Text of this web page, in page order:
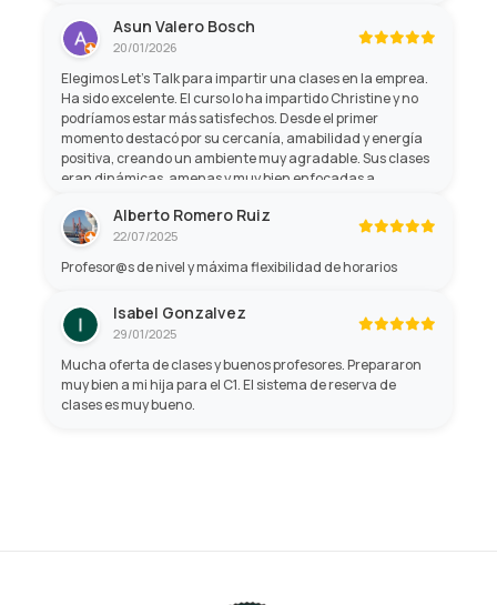
profesores profesionales con mucha paciencia y mano
amable.
Asun Valero Bosch
20/01/2026
Elegimos Let’s Talk para impartir una clases en la emprea.
Ha sido excelente. El curso lo ha impartido Christine y no
podríamos estar más satisfechos. Desde el primer
momento destacó por su cercanía, amabilidad y energía
positiva, creando un ambiente muy agradable. Sus clases
eran dinámicas, amenas y muy bien enfocadas a
pasara volando mientras mejorábamos nuestro inglés. Sin
duda, una formación muy recomendable.
Alberto Romero Ruiz
22/07/2025
Profesor@s de nivel y máxima flexibilidad de horarios
Isabel Gonzalvez
29/01/2025
Mucha oferta de clases y buenos profesores. Prepararon
muy bien a mi hija para el C1. El sistema de reserva de
clases es muy bueno.